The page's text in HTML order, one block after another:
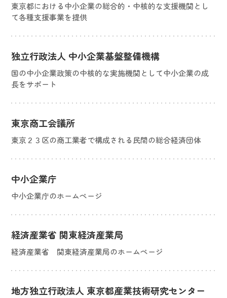
東京都における中小企業の総合的・中核的な支援機関とし
て各種支援事業を提供
独立行政法人 中小企業基盤整備機構
国の中小企業政策の中核的な実施機関として中小企業の成
長をサポート
東京商工会議所
東京２３区の商工業者で構成される民間の総合経済団体
中小企業庁
中小企業庁のホームページ
経済産業省 関東経済産業局
経済産業省 関東経済産業局のホームページ
地方独立行政法人 東京都産業技術研究センター